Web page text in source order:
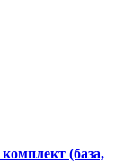
(база,